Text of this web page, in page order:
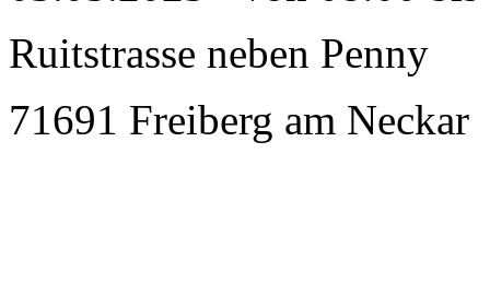
Ruitstrasse neben Penny
71691 Freiberg am Neckar